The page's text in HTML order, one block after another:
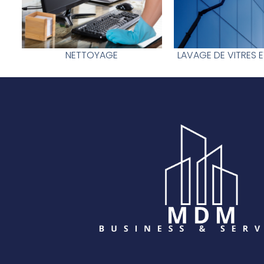
NETTOYAGE LAVAGE DE VITRES